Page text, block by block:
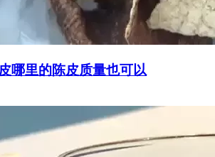
哪里的陈皮质量也可以